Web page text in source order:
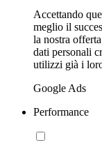
Accettando
meglio il
la nostra
dati personali
utilizzi già i
Google Ads
Performance